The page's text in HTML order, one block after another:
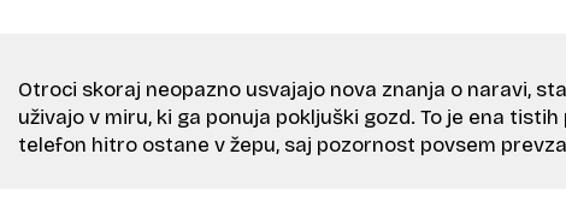
Otroci skoraj neopazno usvajajo nova znanja o naravi,
uživajo v miru, ki ga ponuja pokljuški gozd. To je ena tistih
telefon hitro ostane v žepu, saj pozornost povsem